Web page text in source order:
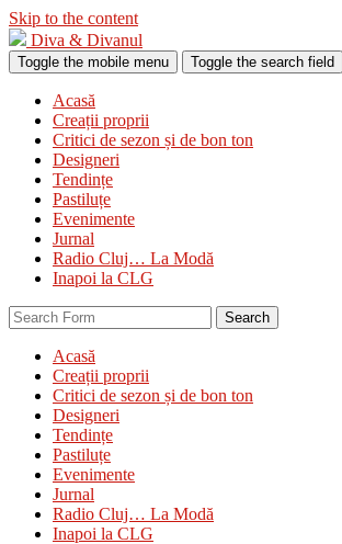
Skip to the content
Diva & Divanul
Toggle the mobile menu Toggle the search field
Acasă
Creații proprii
Critici de sezon și de bon ton
Designeri
Tendințe
Pastiluțe
Evenimente
Jurnal
Radio Cluj… La Modă
Inapoi la CLG
Search
Acasă
Creații proprii
Critici de sezon și de bon ton
Designeri
Tendințe
Pastiluțe
Evenimente
Jurnal
Radio Cluj… La Modă
Inapoi la CLG